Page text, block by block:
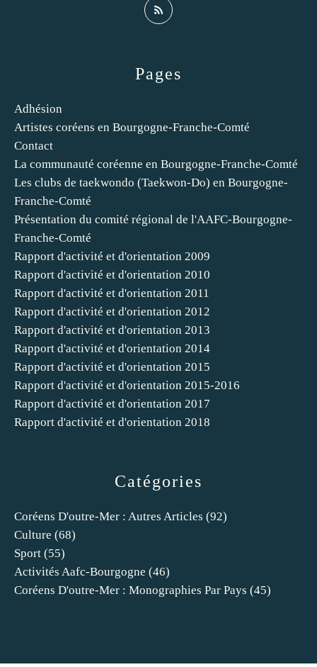
Catégories
Coréens D'outre-Mer : Autres Articles (92)
Culture (68)
Sport (55)
Activités Aafc-Bourgogne (46)
Coréens D'outre-Mer : Monographies Par Pays (45)
Pages
Adhésion
Artistes coréens en Bourgogne-Franche-Comté
Contact
La communauté coréenne en Bourgogne-Franche-Comté
Les clubs de taekwondo (Taekwon-Do) en Bourgogne-
Franche-Comté
Présentation du comité régional de l'AAFC-Bourgogne-
Franche-Comté
Rapport d'activité et d'orientation 2009
Rapport d'activité et d'orientation 2010
Rapport d'activité et d'orientation 2011
Rapport d'activité et d'orientation 2012
Rapport d'activité et d'orientation 2013
Rapport d'activité et d'orientation 2014
Rapport d'activité et d'orientation 2015
Rapport d'activité et d'orientation 2015-2016
Rapport d'activité et d'orientation 2017
Rapport d'activité et d'orientation 2018